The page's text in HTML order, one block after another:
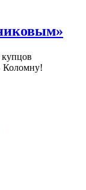
купцов
Коломну!